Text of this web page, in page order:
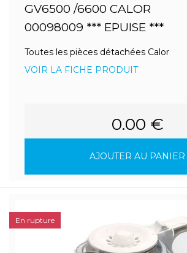
GV6500 /6600 CALOR
00098009 *** EPUISE ***
Toutes les pièces détachées Calor
VOIR LA FICHE PRODUIT
0.00 €
AJOUTER AU PANIER
En rupture